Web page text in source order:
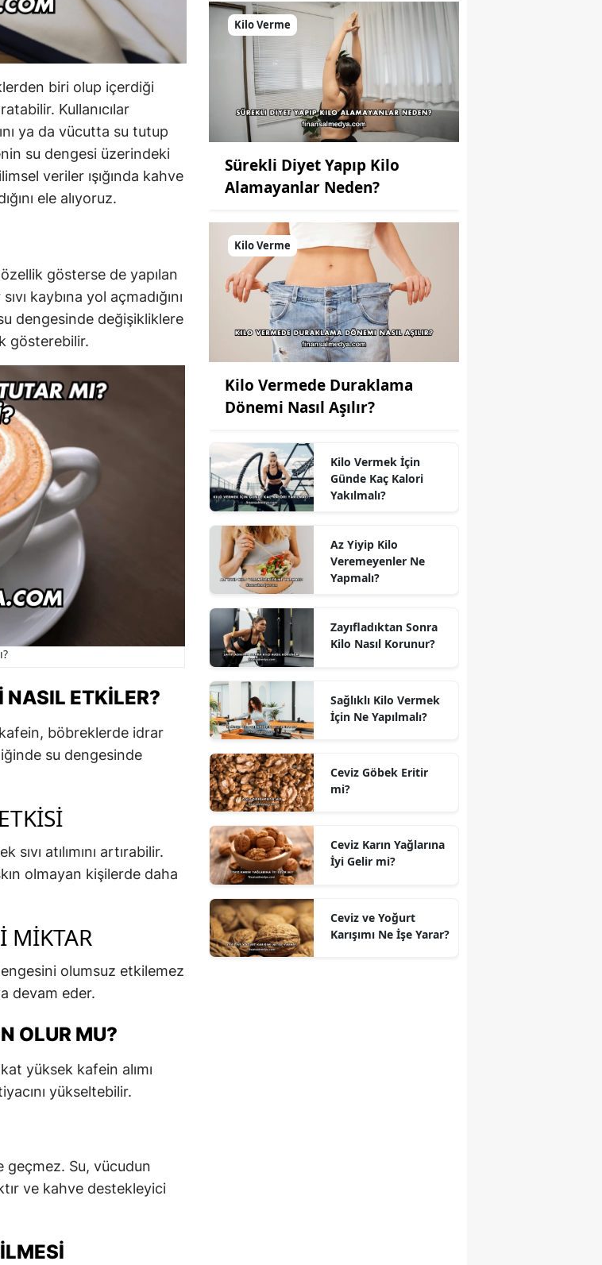
biri olup içerdiği
Kullanıcılar
ya da vücutta su tutup
su dengesi üzerindeki
veriler ışığında kahve
ele alıyoruz.
gösterse de yapılan
kaybına yol açmadığını
dengesinde değişikliklere
gösterebilir.
ETKILER?
böbreklerde idrar
su dengesinde
atılımını artırabilir.
olmayan kişilerde daha
MIKTAR
olumsuz etkilemez
devam eder.
OLUR MU?
yüksek kafein alımı
yükseltebilir.
geçmez. Su, vücudun
ve kahve destekleyici
Kilo Verme
Sürekli Diyet Yapıp Kilo
Alamayanlar Neden?
Kilo Verme
Kilo Vermede Duraklama
Dönemi Nasıl Aşılır?
Kilo Vermek İçin
Günde Kaç Kalori
Yakılmalı?
Az Yiyip Kilo
Veremeyenler Ne
Yapmalı?
Zayıfladıktan Sonra
Kilo Nasıl Korunur?
Sağlıklı Kilo Vermek
İçin Ne Yapılmalı?
Ceviz Göbek Eritir
mi?
Ceviz Karın Yağlarına
İyi Gelir mi?
Ceviz ve Yoğurt
Karışımı Ne İşe Yarar?